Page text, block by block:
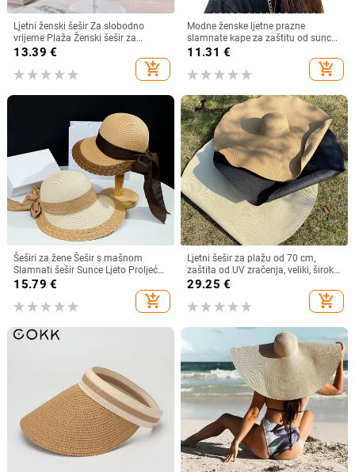
Ljetni ženski šešir Za slobodno
vrijeme Plaža Ženski šešir za
sunčanje Elegantni šešir širokog
oboda Svileni šešir s kantom s
cvijetom Ležerna kapa Ženska
13.39 €
add_shopping_cart
Modne ženske ljetne prazne
slamnate kape za zaštitu od sunca
s velikim obodom, podesivi ženski
sportove na plaži
11.31 €
add_shopping_cart
Šeširi za žene Šešir s mašnom
Slamnati šešir Sunce Ljeto Proljeće
Veliki obodi Plaža Na otvorenom
Ženski ljetni šešir Sombreros De
Mujer
15.79 €
add_shopping_cart
Ljetni šešir za plažu od 70 cm,
zaštita od UV zračenja, veliki, široki
obodi, 35 cm, sklopivi slamnati
šeširi, velike sklopive kape za
zaštitu od sunca
29.25 €
add_shopping_cart